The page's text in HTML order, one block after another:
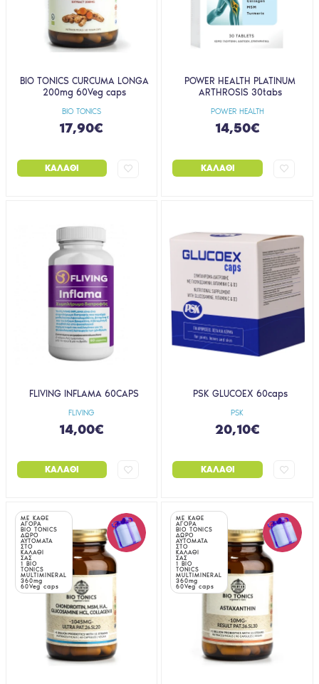
BIO TONICS
BIO TONICS CURCUMA LONGA
200mg 60Veg caps
17,90€
ΚΑΛΆΘΙ
POWER HEALTH
POWER HEALTH PLATINUM
ARTHROSIS 30tabs
14,50€
ΚΑΛΆΘΙ
FLIVING
FLIVING INFLAMA 60CAPS
14,00€
ΚΑΛΆΘΙ
PSK
PSK GLUCOEX 60caps
20,10€
ΚΑΛΆΘΙ
ΜΕ ΚΑΘΕ
ΑΓΟΡΑ
BIO TONICS
ΔΩΡΟ
ΑΥΤΟΜΑΤΑ
ΣΤΟ
ΚΑΛΑΘΙ
ΣΑΣ
1 BIO
TONICS
MULTIMINERAL
360mg
60Veg caps
ΜΕ ΚΑΘΕ
ΑΓΟΡΑ
BIO TONICS
ΔΩΡΟ
ΑΥΤΟΜΑΤΑ
ΣΤΟ
ΚΑΛΑΘΙ
ΣΑΣ
1 BIO
TONICS
MULTIMINERAL
360mg
60Veg caps